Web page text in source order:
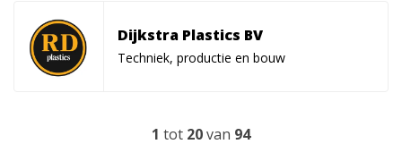
Dijkstra Plastics BV
Techniek, productie en bouw
1 tot 20van 94